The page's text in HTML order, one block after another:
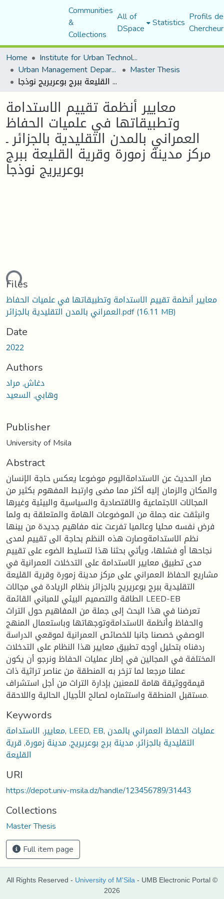
Communities
&
Collections
All of
DSpace Statistics Profils
Home
Institute for Urban Technology Management
Urban Management Department Master Thesis
معايير أنظمة تقييم الاستدامة وتطبيقاتها في علميات الحفاظ العمراني بالمدن التقليدية بالجزائر ـ مركز مدينة زمورة وقرية القليعة ببرج بوعريريج نوذجا
معايير أنظمة تقييم الاستدامة
وتطبيقاتها في علميات الحفاظ
العمراني بالمدن التقليدية بالجزائر ـ
مركز مدينة زمورة وقرية القليعة ببرج
بوعريريج نوذجا
Files
معايير أنظمة تقييم الاستدامة وتطبيقاتها في علميات الحفاظ
العمراني بالمدن التقليدية بالجزائر.pdf(16.11 MB)
Date
2022
Authors
دغاش, مراد
وهابي, السعيد
Publisher
University of Msila
Abstract
صار الحديث عن الاستدامةاليوم موضوعا يعكس حاجة الإنسان
والمكان والزمان إليه أكثر مما مضى وارتبط المفهوم بكثير من
المجالات الاجتماعية والاقتصادية والسياسية والبيئية وغيرها
وانبثقت عنه جملة من الموضوعات الهامة والمتعلقة به ولما
فرض نفسه محليا وعالميا تفرعت عنه مفاهيم جديدة من بينها
نظم الاستدامةوصارت هذه النظم بحاجة الى تقييم لمدى
نجاحها أو فشلها، ويأتي بحثنا هذا لتسليط الضوء على تقييم
مدى تطبيق معايير الاستدامة على التدخلات العمرانية في
مشاريع الحفاظ العمراني على مركز مدينة زمورة وقرية القليعة
التقليدية ببرج بوعريريج بالجزائر بنظام الريادة في مجالات
الطاقة والتصميم البيئي للمباني القائمة LEED-EB
تعرضنا في هذا البحث إلى جملة من المفاهيم حول التراث
والحفاظ وأنظمة الاستدامةوتوجهاتها وباستعمال المنهج
الوصفي خصصنا جانبا للخصائص العمرانية لموقعي الدراسة
ردفناه بتحليل أوجه تطبيق معايير هذا النظام على التدخلات
المختلفة في المجالين في إطار عمليات الحفاظ ونرجو أن يكون
عملنا مرجعا لما تزخر به المنطقة من عناصر تراثية ذات
قيمةووثيقة هامة للمعنين بإدارة التراث من أجل استشراف
مستقبل المنطقة واستثماره لصالح الأجيال الحالية واللاحقة.
Keywords
معايير, الاستدامة , LEED, EB, عمليات الحفاظ العمراني بالمدن
التقليدية بالجزائر,مدينة برج بوعريريج,مدينة زمورة,قرية
القليعة
URI
https://depot.univ-msila.dz/handle/123456789/31443
Collections
Master Thesis
Full item page
All Rights Reserved - University of M'Sila - UMB Electronic Portal ©
2026